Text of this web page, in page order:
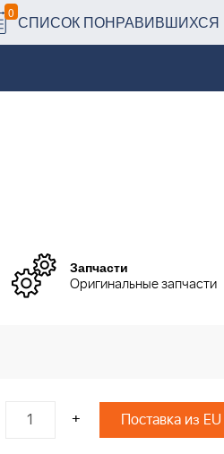
0 СПИСОК ПОНРАВИВШИХСЯ
Запчасти
Оригинальные запчасти
+ Поставка из